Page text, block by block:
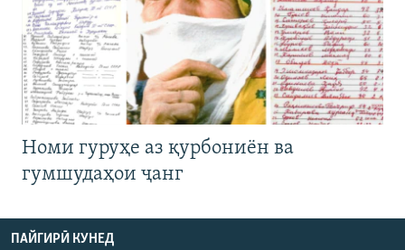
Номи гуруҳе аз қурбониён ва
гумшудаҳои ҷанг
ПАЙГИРӢ КУНЕД